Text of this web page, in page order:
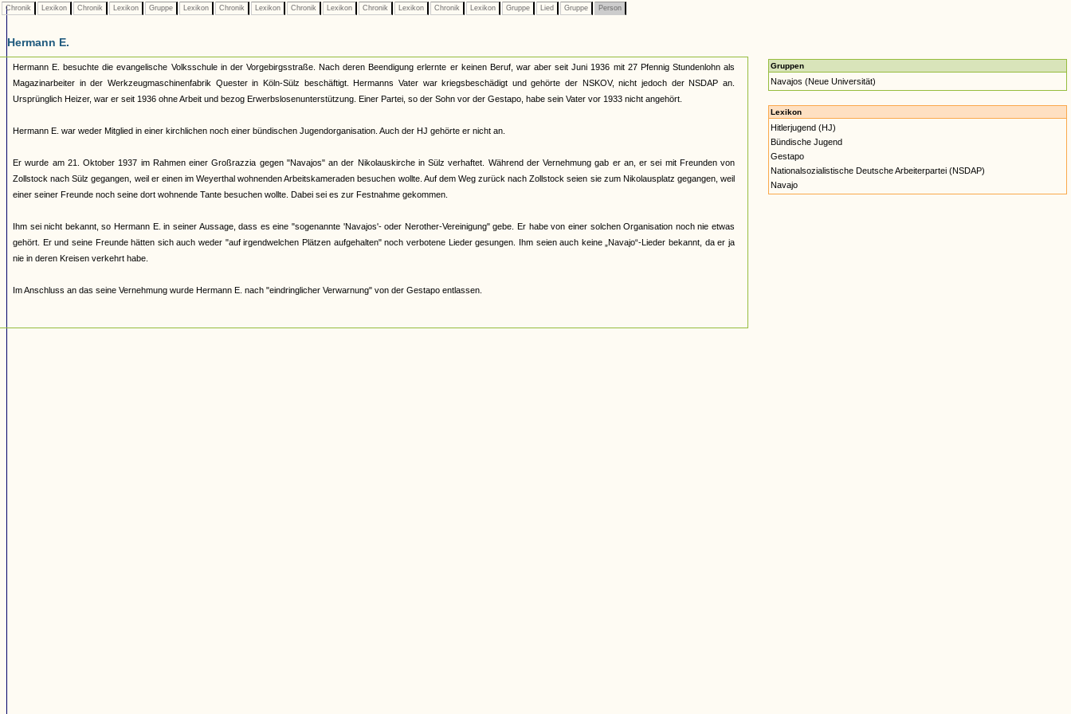
Chronik Lexikon Chronik Lexikon Gruppe Lexikon Chronik Lexikon Chronik Lexikon Chronik Lexikon Chronik Lexikon Gruppe Lied Gruppe Person
Hermann E.
Hermann E. besuchte die evangelische Volksschule in der Vorgebirgsstraße. Nach deren Beendigung erlernte er keinen Beruf, war aber seit Juni 1936 mit 27 Pfennig Stundenlohn als
Magazinarbeiter in der Werkzeugmaschinenfabrik Quester in Köln-Sülz beschäftigt. Hermanns Vater war kriegsbeschädigt und gehörte der NSKOV, nicht jedoch der NSDAP an.
Ursprünglich Heizer, war er seit 1936 ohne Arbeit und bezog Erwerbslosenunterstützung. Einer Partei, so der Sohn vor der Gestapo, habe sein Vater vor 1933 nicht angehört.
Hermann E. war weder Mitglied in einer kirchlichen noch einer bündischen Jugendorganisation. Auch der HJ gehörte er nicht an.
Er wurde am 21. Oktober 1937 im Rahmen einer Großrazzia gegen "Navajos" an der Nikolauskirche in Sülz verhaftet. Während der Vernehmung gab er an, er sei mit Freunden von
Zollstock nach Sülz gegangen, weil er einen im Weyerthal wohnenden Arbeitskameraden besuchen wollte. Auf dem Weg zurück nach Zollstock seien sie zum Nikolausplatz gegangen, weil
einer seiner Freunde noch seine dort wohnende Tante besuchen wollte. Dabei sei es zur Festnahme gekommen.
Ihm sei nicht bekannt, so Hermann E. in seiner Aussage, dass es eine "sogenannte 'Navajos'- oder Nerother-Vereinigung" gebe. Er habe von einer solchen Organisation noch nie etwas
gehört. Er und seine Freunde hätten sich auch weder "auf irgendwelchen Plätzen aufgehalten" noch verbotene Lieder gesungen. Ihm seien auch keine „Navajo“-Lieder bekannt, da er ja
nie in deren Kreisen verkehrt habe.
Im Anschluss an das seine Vernehmung wurde Hermann E. nach "eindringlicher Verwarnung" von der Gestapo entlassen.
Gruppen
Navajos (Neue Universität)
Lexikon
Hitlerjugend (HJ)
Bündische Jugend
Gestapo
Nationalsozialistische Deutsche Arbeiterpartei (NSDAP)
Navajo